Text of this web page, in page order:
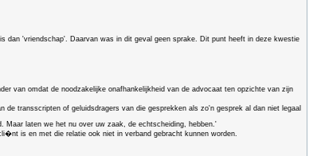
'vriendschap'. Daarvan was in dit geval geen sprake. Dit punt heeft in deze kwestie
van omdat de noodzakelijke onafhankelijkheid van de advocaat ten opzichte van zijn
transscripten of geluidsdragers van die gesprekken als zo'n gesprek al dan niet legaal
laten we het nu over uw zaak, de echtscheiding, hebben.'
is en met die relatie ook niet in verband gebracht kunnen worden.